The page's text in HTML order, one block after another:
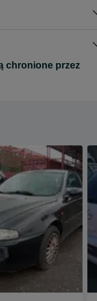
chronione przez